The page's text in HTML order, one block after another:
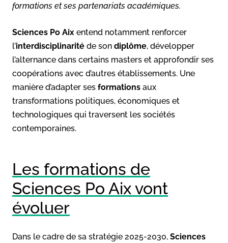
formations et ses partenariats académiques.
Sciences Po Aix entend notamment renforcer
l’interdisciplinarité de son diplôme, développer
l’alternance dans certains masters et approfondir ses
coopérations avec d’autres établissements. Une
manière d’adapter ses formations aux
transformations politiques, économiques et
technologiques qui traversent les sociétés
contemporaines.
Les formations de
Sciences Po Aix vont
évoluer
Dans le cadre de sa stratégie 2025-2030, Sciences